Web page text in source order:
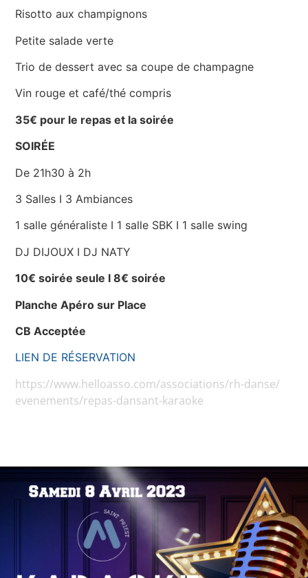
Risotto aux champignons
Petite salade verte
Trio de dessert avec sa coupe de champagne
Vin rouge et café/thé compris
35€ pour le repas et la soirée
SOIRÉE
De 21h30 à 2h
3 Salles I 3 Ambiances
1 salle généraliste I 1 salle SBK I 1 salle swing
DJ DIJOUX I DJ NATY
10€ soirée seule I 8€ soirée
Planche Apéro sur Place
CB Acceptée
LIEN DE RÉSERVATION
https://www.helloasso.com/associations/rh-danse/
evenements/repas-dansant-karaoke